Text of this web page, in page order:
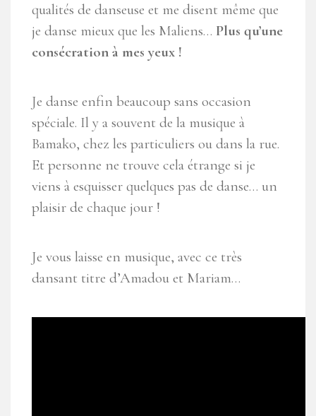
qualités de danseuse et me disent même que
je danse mieux que les Maliens… Plus qu’une
consécration à mes yeux !
Je danse enfin beaucoup sans occasion
spéciale. Il y a souvent de la musique à
Bamako, chez les particuliers ou dans la rue.
Et personne ne trouve cela étrange si je
viens à esquisser quelques pas de danse… un
plaisir de chaque jour !
Je vous laisse en musique, avec ce très
dansant titre d’Amadou et Mariam…